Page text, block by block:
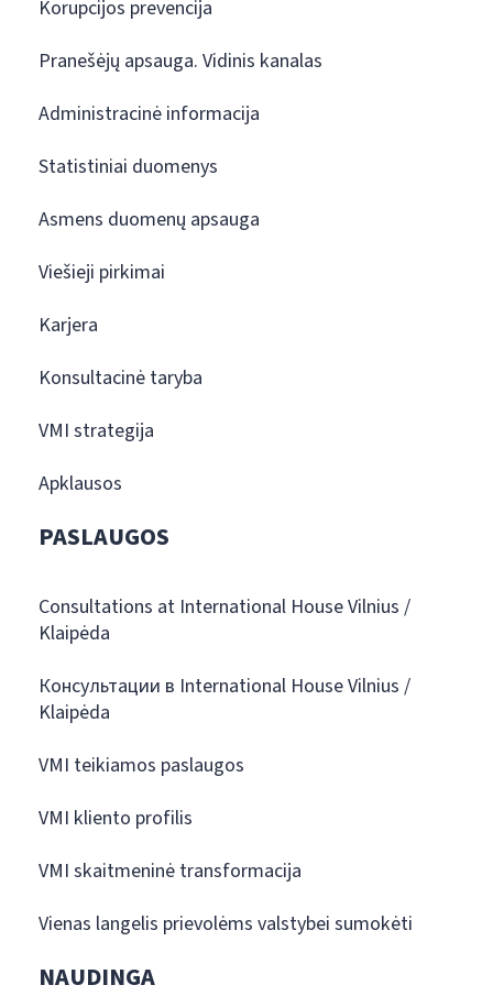
Korupcijos prevencija
Pranešėjų apsauga. Vidinis kanalas
Administracinė informacija
Statistiniai duomenys
Asmens duomenų apsauga
Viešieji pirkimai
Karjera
Konsultacinė taryba
VMI strategija
Apklausos
PASLAUGOS
Consultations at International House Vilnius /
Klaipėda
Консультации в International House Vilnius /
Klaipėda
VMI teikiamos paslaugos
VMI kliento profilis
VMI skaitmeninė transformacija
Vienas langelis prievolėms valstybei sumokėti
NAUDINGA